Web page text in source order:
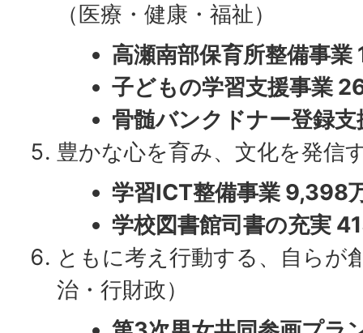
（医療・健康・福祉）
高瀬南部保育所整備事
子どもの学習支援事業
骨髄バンクドナー登録
豊かな心を育み、文化を発信
学習ICT整備事業 9,398
学校図書館司書の充実
ともに考え行動する、自らが
治・行財政）